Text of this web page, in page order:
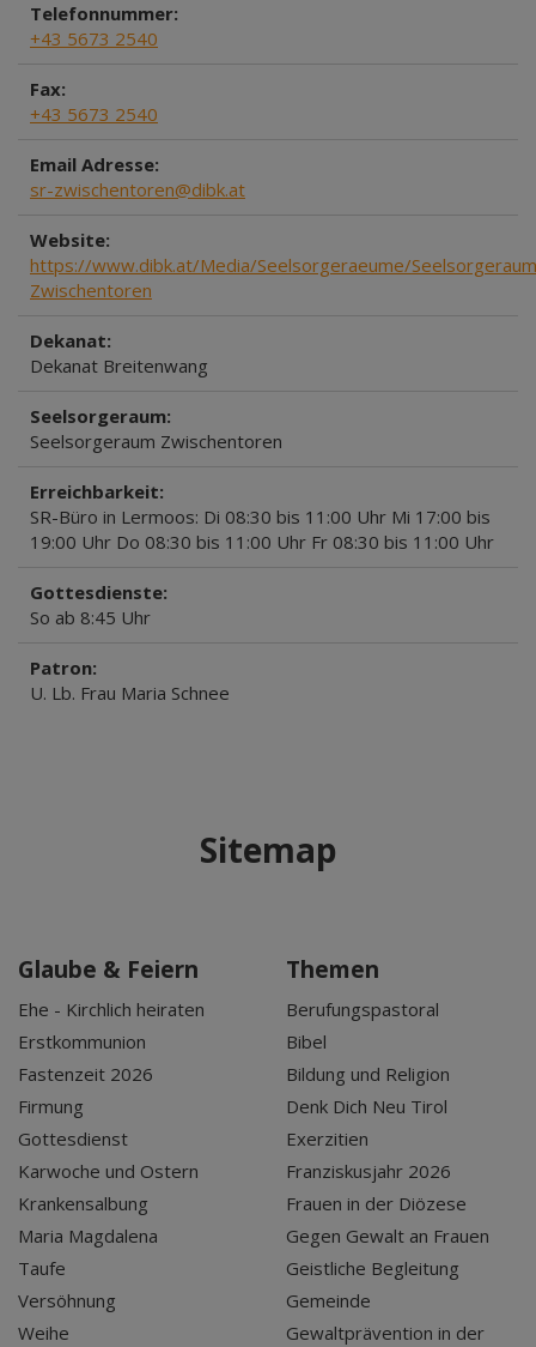
Telefonnummer:
+43 5673 2540
Fax:
+43 5673 2540
Email Adresse:
sr-zwischentoren@dibk.at
Website:
https://www.dibk.at/Media/Seelsorgeraeume/
Zwischentoren
Dekanat:
Dekanat Breitenwang
Seelsorgeraum:
Seelsorgeraum Zwischentoren
Erreichbarkeit:
SR-Büro in Lermoos: Di 08:30 bis 11:00 Uhr Mi 17:00 bis
19:00 Uhr Do 08:30 bis 11:00 Uhr Fr 08:30 bis 11:00 Uhr
Gottesdienste:
So ab 8:45 Uhr
Patron:
U. Lb. Frau Maria Schnee
Sitemap
Glaube & Feiern
Ehe - Kirchlich heiraten
Erstkommunion
Fastenzeit 2026
Firmung
Gottesdienst
Karwoche und Ostern
Krankensalbung
Maria Magdalena
Taufe
Versöhnung
Weihe
Themen
Berufungspastoral
Bibel
Bildung und Religion
Denk Dich Neu Tirol
Exerzitien
Franziskusjahr 2026
Frauen in der Diözese
Gegen Gewalt an Frauen
Geistliche Begleitung
Gemeinde
Gewaltprävention in der